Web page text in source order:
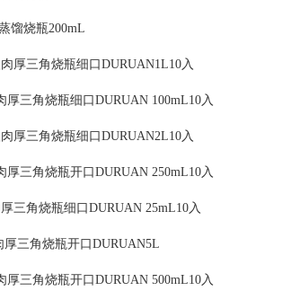
馏烧瓶200mL
厚三角烧瓶细口DURUAN1L10入
厚三角烧瓶细口DURUAN 100mL10入
厚三角烧瓶细口DURUAN2L10入
厚三角烧瓶开口DURUAN 250mL10入
三角烧瓶细口DURUAN 25mL10入
厚三角烧瓶开口DURUAN5L
厚三角烧瓶开口DURUAN 500mL10入